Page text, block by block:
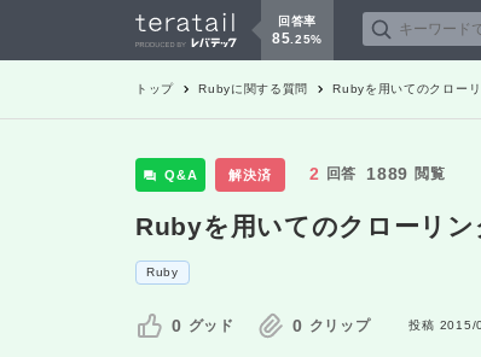
回答率
85 25%
トップ Rubyに関する質問 Rubyを用いてのクロー
Q&A 解決済 2 回答 1889 閲覧
Rubyを用いてのクローリン
Ruby
0 グッド 0 クリップ 投稿 2015/